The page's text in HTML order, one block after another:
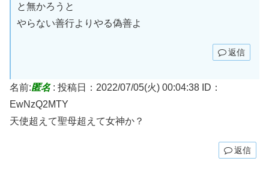
と無かろうと
やらない善行よりやる偽善よ
返信
名前:匿名: 投稿日：2022/07/05(火) 00:04:38 ID：
EwNzQ2MTY
天使超えて聖母超えて女神か？
返信